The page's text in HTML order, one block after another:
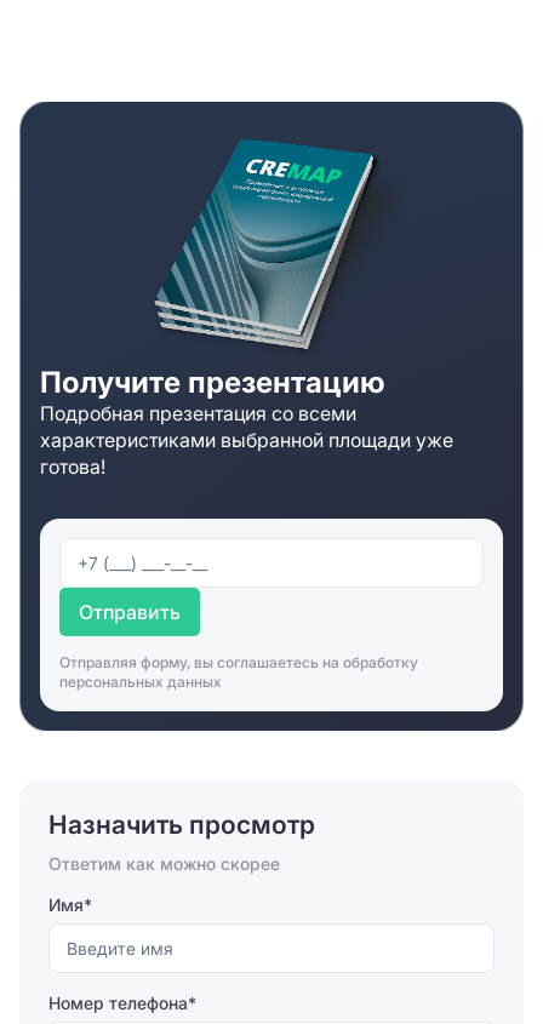
Получите презентацию
Подробная презентация со всеми
характеристиками выбранной площади уже
готова!
Отправить
Отправляя форму, вы соглашаетесь на обработку
персональных данных
Назначить просмотр
Ответим как можно скорее
Имя*
Номер телефона*